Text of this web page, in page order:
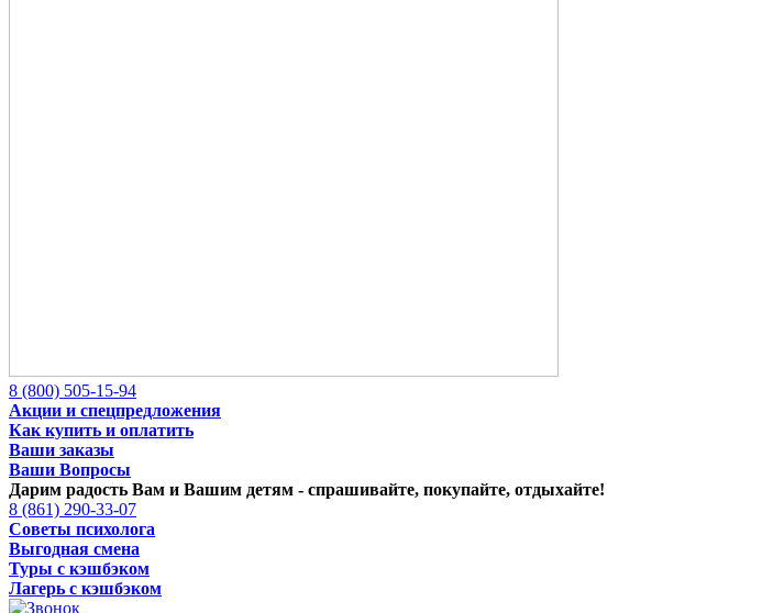
8 (800) 505-15-94
Акции и спецпредложения
Как купить и оплатить
Ваши заказы
Ваши Вопросы
Дарим радость Вам и Вашим детям - спрашивайте, покупайте, отдыхайте!
8 (861) 290-33-07
Советы психолога
Выгодная смена
Туры с кэшбэком
Лагерь с кэшбэком